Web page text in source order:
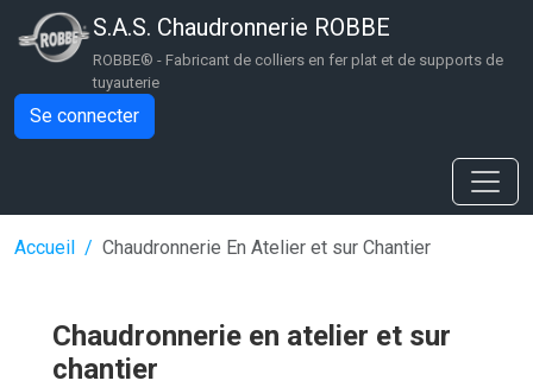
Aller au contenu principal
S.A.S. Chaudronnerie ROBBE
ROBBE® - Fabricant de colliers en fer plat et de supports de
tuyauterie
Se connecter
Accueil Chaudronnerie En Atelier et sur Chantier
Chaudronnerie en atelier et sur
chantier